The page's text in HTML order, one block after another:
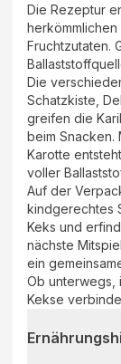
Die Rezeptur
Fruchtzutaten.
Die
Schatzkiste,
greifen die
beim Snacken.
Karotte
voller
Auf der
kindgerechtes
Keks und
nächste
ein
Ob unterwegs,
Kekse